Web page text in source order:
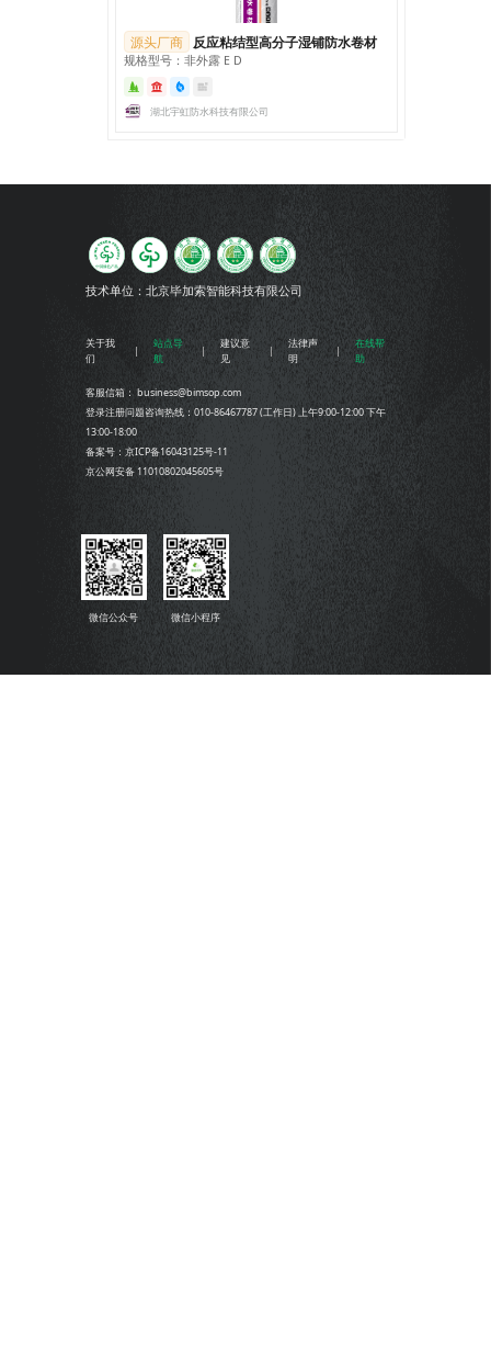
源头厂商 反应粘结型高分子湿铺防水卷材
规格型号：非外露 E D
湖北宇虹防水科技有限公司
技术单位：北京毕加索智能科技有限公司
关于我
们
站点导
航
建议意
见
法律声
明
在线帮
助
客服信箱： business@bimsop.com
登录注册问题咨询热线：010-86467787 (工作日) 上午9:00-12:00 下午
13:00-18:00
备案号：京ICP备16043125号-11
京公网安备 11010802045605号
微信公众号 微信小程序